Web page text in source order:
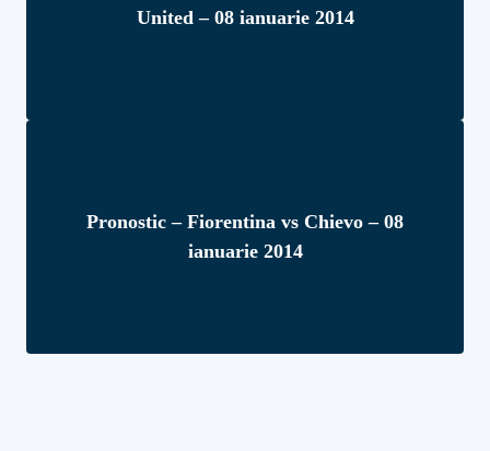
United – 08 ianuarie 2014
Pronostic – Fiorentina vs Chievo – 08
ianuarie 2014